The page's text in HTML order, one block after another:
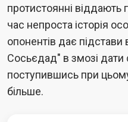
протистоянні
час непроста історія
опонентів дає
Сосьєдад" в змозі дати
поступившись при
більше.